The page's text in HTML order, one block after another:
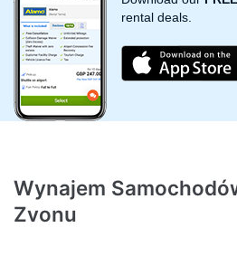
rental deals.
Wynajem
Zvonu